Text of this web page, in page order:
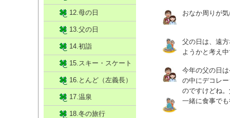
おなか周りが
父の日は、遠
ようかと考え
今年の父の日
の中にデコレ
のですけどね
一緒に食事で
12.母の日
13.父の日
14.初詣
15.スキー・スケート
16.とんど（左義長）
17.温泉
18.冬の旅行